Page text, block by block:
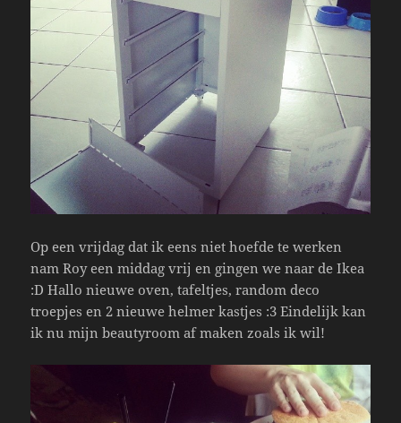
Op een vrijdag dat ik eens niet hoefde te werken
nam Roy een middag vrij en gingen we naar de Ikea
:D Hallo nieuwe oven, tafeltjes, random deco
troepjes en 2 nieuwe helmer kastjes :3 Eindelijk kan
ik nu mijn beautyroom af maken zoals ik wil!